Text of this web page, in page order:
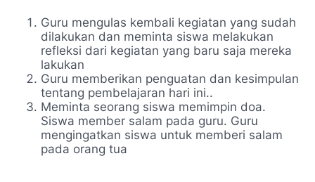
Guru mengulas kembali kegiatan yang sudah
dilakukan dan meminta siswa melakukan
refleksi dari kegiatan yang baru saja mereka
lakukan
Guru memberikan penguatan dan kesimpulan
tentang pembelajaran hari ini..
Meminta seorang siswa memimpin doa.
Siswa member salam pada guru. Guru
mengingatkan siswa untuk memberi salam
pada orang tua